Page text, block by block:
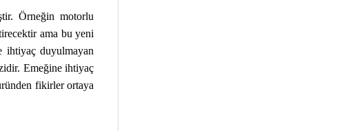
Örneğin motorlu
ama bu yeni
ihtiyaç duyulmayan
Emeğine ihtiyaç
fikirler ortaya